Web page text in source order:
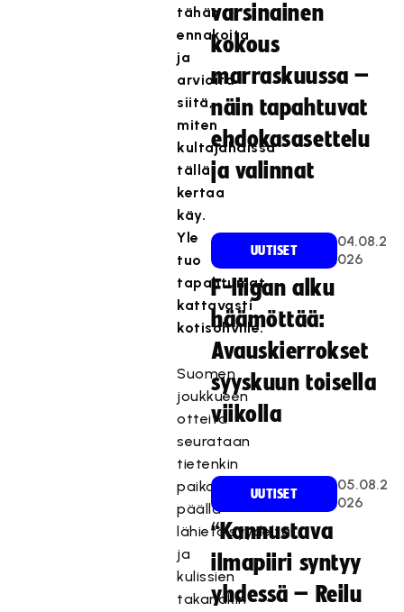
tähän
ennakoita
ja
arvioita
siitä,
miten
kultajahdissa
tällä
kertaa
käy.
Yle
tuo
tapahtumat
kattavasti
kotisohville.
Suomen
joukkueen
otteita
seurataan
tietenkin
paikan
päällä
lähietäisyydeltä
ja
kulissien
takanakin
varsinainen
kokous
marraskuussa –
näin tapahtuvat
ehdokasasettelu
ja valinnat
UUTISET
04.08.2
026
F-liigan alku
häämöttää:
Avauskierrokset
syyskuun toisella
viikolla
UUTISET
05.08.2
026
“Kannustava
ilmapiiri syntyy
yhdessä – Reilu